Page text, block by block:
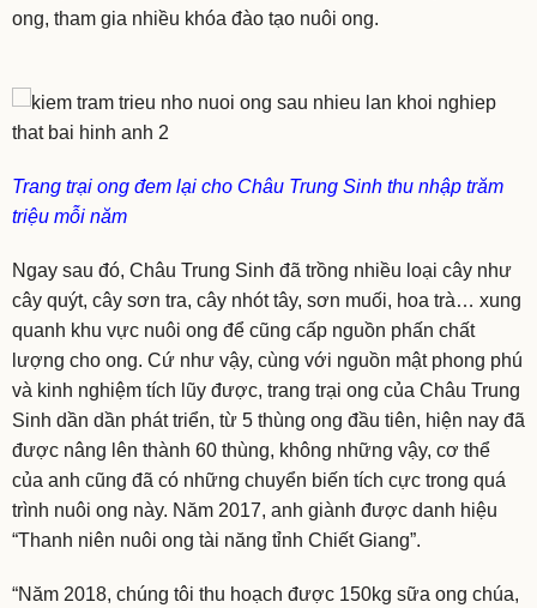
ong, tham gia nhiều khóa đào tạo nuôi ong.
Trang trại ong đem lại cho Châu Trung Sinh thu nhập trăm
triệu mỗi năm
Ngay sau đó, Châu Trung Sinh đã trồng nhiều loại cây như
cây quýt, cây sơn tra, cây nhót tây, sơn muối, hoa trà… xung
quanh khu vực nuôi ong để cũng cấp nguồn phấn chất
lượng cho ong. Cứ như vậy, cùng với nguồn mật phong phú
và kinh nghiệm tích lũy được, trang trại ong của Châu Trung
Sinh dần dần phát triển, từ 5 thùng ong đầu tiên, hiện nay đã
được nâng lên thành 60 thùng, không những vậy, cơ thể
của anh cũng đã có những chuyển biến tích cực trong quá
trình nuôi ong này. Năm 2017, anh giành được danh hiệu
“Thanh niên nuôi ong tài năng tỉnh Chiết Giang”.
“Năm 2018, chúng tôi thu hoạch được 150kg sữa ong chúa,